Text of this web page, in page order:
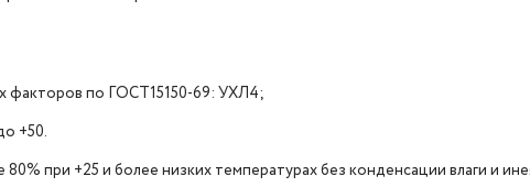
факторов по ГОСТ15150-69: УХЛ4;
+50.
при +25 и более низких температурах без конденсации влаги и